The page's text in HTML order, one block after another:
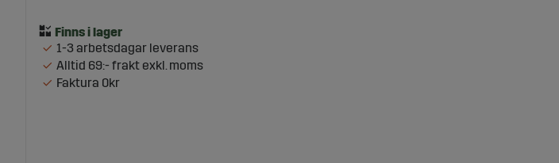
1-3 arbetsdagar leverans
Alltid 69:- frakt exkl. moms
Faktura 0kr